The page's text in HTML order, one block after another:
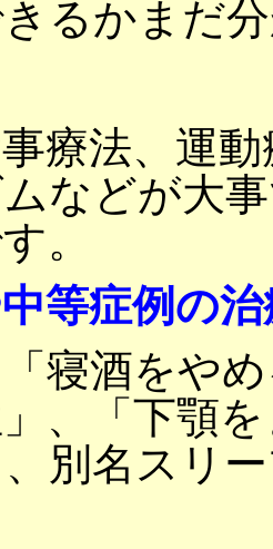
るかまだ
療法、運動
などが大
。
中等症例の
寝酒をやめ
、「下顎
別名スリ